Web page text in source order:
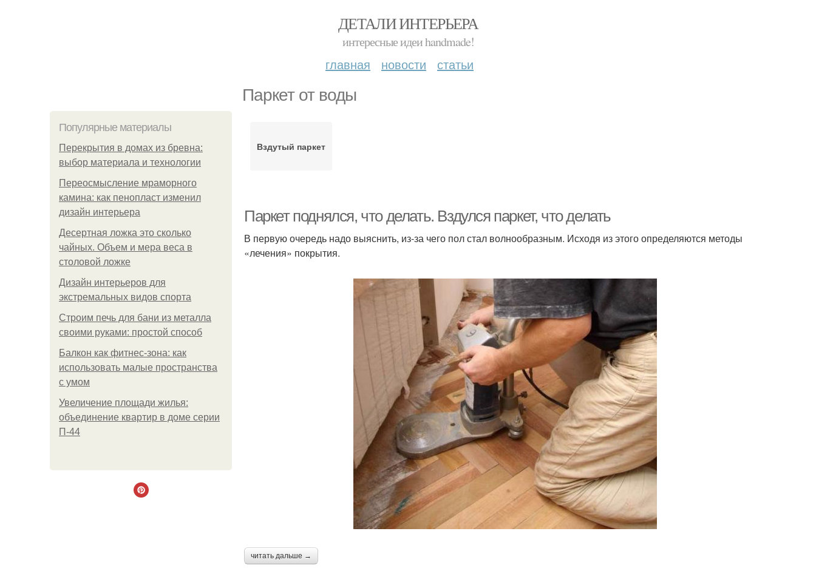
ДЕТАЛИ ИНТЕРЬЕРА
интересные идеи handmade!
главная новости статьи
Паркет от воды
Популярные материалы
Перекрытия в домах из бревна:
выбор материала и технологии
Переосмысление мраморного
камина: как пенопласт изменил
дизайн интерьера
Десертная ложка это сколько
чайных. Объем и мера веса в
столовой ложке
Дизайн интерьеров для
экстремальных видов спорта
Строим печь для бани из металла
своими руками: простой способ
Балкон как фитнес-зона: как
использовать малые пространства
с умом
Увеличение площади жилья:
объединение квартир в доме серии
П-44
Вздутый паркет
Паркет поднялся, что делать. Вздулся паркет, что делать
В первую очередь надо выяснить, из-за чего пол стал волнообразным. Исходя из этого определяются методы
«лечения» покрытия.
читать дальше →